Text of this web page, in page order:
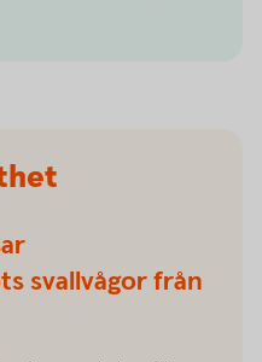
svallvågor från